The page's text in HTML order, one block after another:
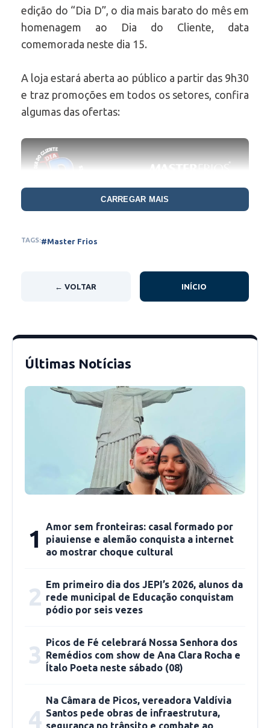
edição do “Dia D”, o dia mais barato do mês em
homenagem ao Dia do Cliente, data
comemorada neste dia 15.
A loja estará aberta ao público a partir das 9h30
e traz promoções em todos os setores, confira
algumas das ofertas:
Picanha congelada Cooperfrigu apenas R$
73,99/kg; Picanha Selezionata congelada só R$
86,99/kg; Fraldinha Selezionata congelada por
só R$ 26,99/kg; carne moída músculo apenas
R$ 26,99/kg e tem muito mais! Lembre-se: é só
CARREGAR MAIS
TAGS:#Master Frios
← VOLTAR INÍCIO
Últimas Notícias
1
Amor sem fronteiras: casal formado por
piauiense e alemão conquista a internet
ao mostrar choque cultural
2 Em primeiro dia dos JEPI’s 2026, alunos da
rede municipal de Educação conquistam
pódio por seis vezes
3 Picos de Fé celebrará Nossa Senhora dos
Remédios com show de Ana Clara Rocha e
Ítalo Poeta neste sábado (08)
4
Na Câmara de Picos, vereadora Valdívia
Santos pede obras de infraestrutura,
segurança no trânsito e combate ao